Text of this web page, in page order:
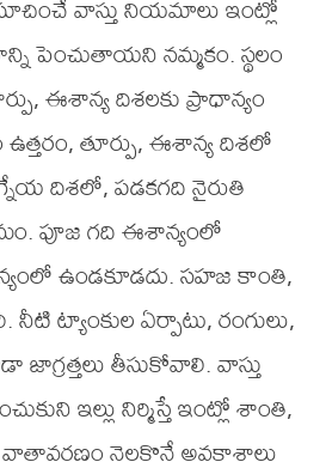
పెంచుతాయని నమ్మకం. స్థలం
ఈశాన్య దిశలకు ప్రాధాన్యం
తూర్పు, ఈశాన్య దిశలో
దిశలో, పడకగది నైరుతి
పూజ గది ఈశాన్యంలో
ఉండకూడదు. సహజ కాంతి,
నీటి ట్యాంకుల ఏర్పాటు, రంగులు,
తీసుకోవాలి. వాస్తు
ఇల్లు నిర్మిస్తే ఇంట్లో శాంతి,
వాతావరణం నెలకొనే అవకాశాలు